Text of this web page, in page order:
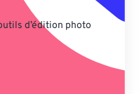
d’édition photo